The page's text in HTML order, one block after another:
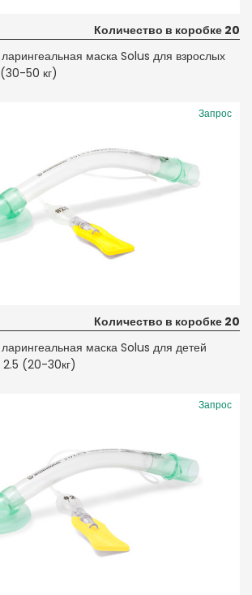
Количество в коробке 20
маска Solus для взрослых
50 кг)
Запрос
Количество в коробке 20
маска Solus для детей
(20-30кг)
Запрос